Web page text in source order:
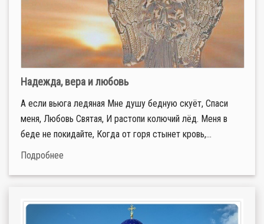
Надежда, вера и любовь
А если вьюга ледяная Мне душу бедную скуёт, Спаси
меня, Любовь Святая, И растопи колючий лёд. Меня в
беде не покидайте, Когда от горя стынет кровь,...
Подробнее